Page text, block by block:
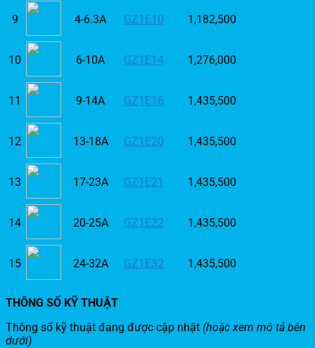
9 4-6.3A GZ1E10 1,182,500
10 6-10A GZ1E14 1,276,000
11 9-14A GZ1E16 1,435,500
12 13-18A GZ1E20 1,435,500
13 17-23A GZ1E21 1,435,500
14 20-25A GZ1E22 1,435,500
15 24-32A GZ1E32 1,435,500
THÔNG SỐ KỸ THUẬT
Thông số kỹ thuật đang được cập nhật (hoặc xem mô tả bên
dưới)